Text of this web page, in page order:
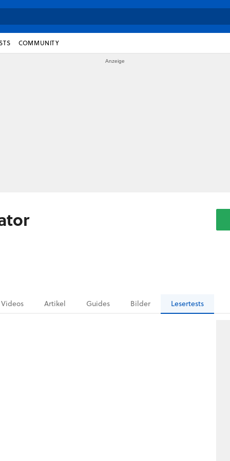
COMMUNITY
Videos Artikel Guides Bilder Lesertests